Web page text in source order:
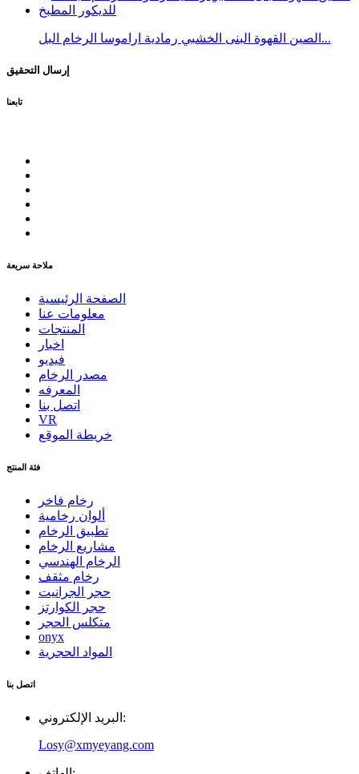
الصين القهوة البنى الخشبي رمادية اراموسا الرخام البل...
إرسال التحقيق
تابعنا
ملاحة سريعة
الصفحة الرئيسية
معلومات عنا
المنتجات
اخبار
فيديو
مصدر الرخام
المعرفه
اتصل بنا
VR
خريطة الموقع
فئة المنتج
رخام فاخر
ألوان رخامية
تطبيق الرخام
مشاريع الرخام
الرخام الهندسي
رخام مثقف
حجر الجرانيت
حجر الكوارتز
متكلس الحجر
onyx
المواد الحجرية
اتصل بنا
البريد الإلكتروني:
Losy@xmyeyang.com